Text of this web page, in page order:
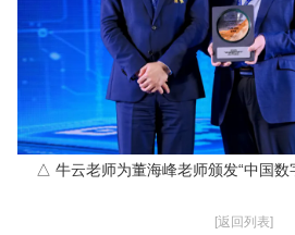
△ 牛云老师为董海峰老师颁发“中国数
[返回列表]